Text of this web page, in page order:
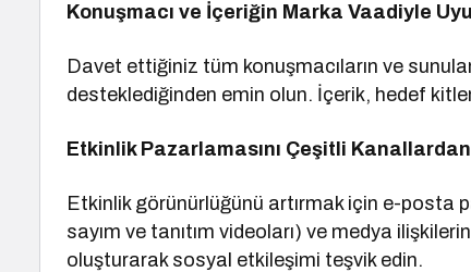
Konuşmacı ve İçeriğin Marka Vaadiyle
Davet ettiğiniz tüm konuşmacıların ve
desteklediğinden emin olun. İçerik, hedef
Etkinlik Pazarlamasını Çeşitli
Etkinlik görünürlüğünü artırmak için e-posta
sayım ve tanıtım videoları) ve medya
oluşturarak sosyal etkileşimi teşvik edin.